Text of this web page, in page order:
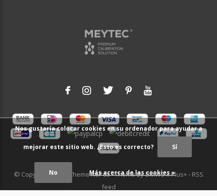
© Copyright2026 - Theme RePos - Theme ByDMWSxPlus+- RSS
feed
Nos gustaría colocar cookies en su ordenador para ayudar a
mejorar este sitio web. ¿Esto es correcto? Sí
No Más acerca de las cookies »